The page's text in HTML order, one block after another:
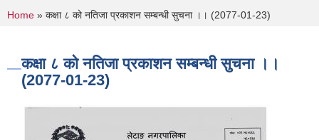
You are here
Home » कक्षा ८ को नतिजा प्रकाशन सम्बन्धी सुचना ।। (2077-01-23)
कक्षा ८ को नतिजा प्रकाशन सम्बन्धी सुचना ।।
(2077-01-23)